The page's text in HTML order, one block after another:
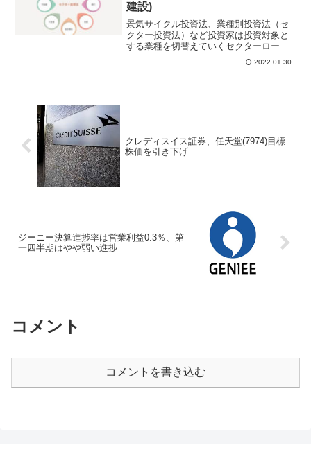
建設)
景気サイクル投資法、業種別投資法（セ
クター投資法）など投資家は投資対象と
する業種を切替えていくセクターローテ
ーション投資法が有効だと言われてい
る。業界地図のように銀行、自動車、鉄
2022.01.30
クレディスイス証券、任天堂(7974)目標
株価を引き下げ
ジーニー決算進捗率は営業利益0.3％、第
一四半期はやや弱い進捗
コメント
コメントを書き込む